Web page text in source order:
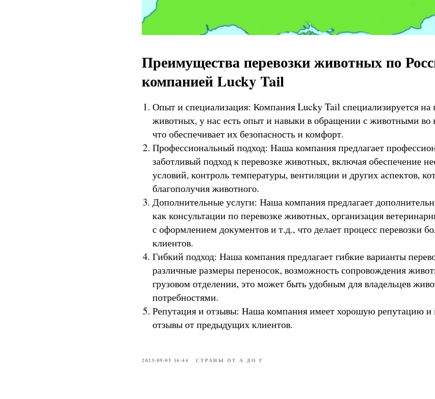
Преимущества перевозки животных по
компанией Lucky Tail
Опыт и специализация: Компания Lucky Tail специализируется на
животных, у нас есть опыт и навыки в обращении с животными во
что обеспечивает их безопасность и комфорт.
Профессиональный подход: Наша компания предлагает
заботливый подход к перевозке животных, включая обеспечение
условий, контроль температуры, вентиляции и других аспектов,
благополучия животного.
Дополнительные услуги: Наша компания предлагает
как консультации по перевозке животных, организация
с оформлением документов и т.д., что делает процесс перевозки
клиентов.
Гибкий подход: Наша компания предлагает гибкие варианты
различные размеры переносок, возможность сопровождения
грузовом отделении, это может быть удобным для владельцев
потребностями.
Репутация и отзывы: Наша компания имеет хорошую репутацию и
отзывы от предыдущих клиентов.
2023-09-05 16:44 СТРАНЫ ОТ А ДО Г